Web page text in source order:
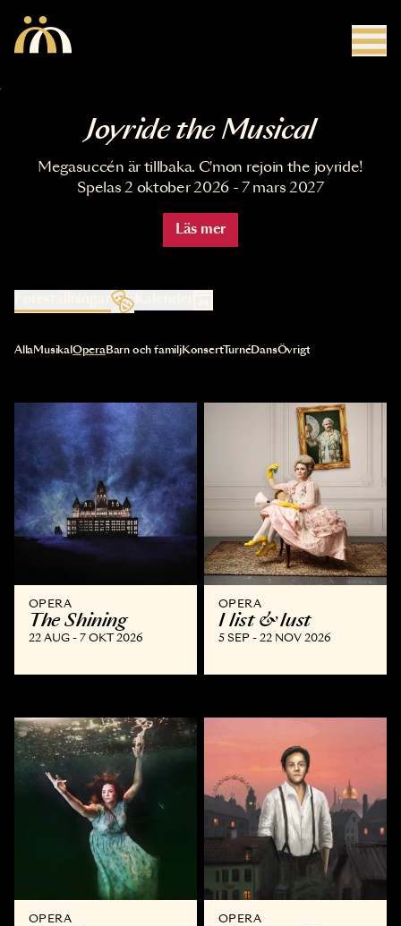
Joyride the Musical
Megasuccén är tillbaka. C'mon rejoin the joyride!
Spelas 2 oktober 2026 - 7 mars 2027
Läs mer
Kalender
Val av kategori uppdaterar innehållet automatiskt
AllaMusikal OperaBarn och familjKonsertTurnéDansÖvrigt
OPERA
The Shining
22 AUG - 7 OKT 2026
OPERA
I list & lust
5 SEP - 22 NOV 2026
OPERA OPERA